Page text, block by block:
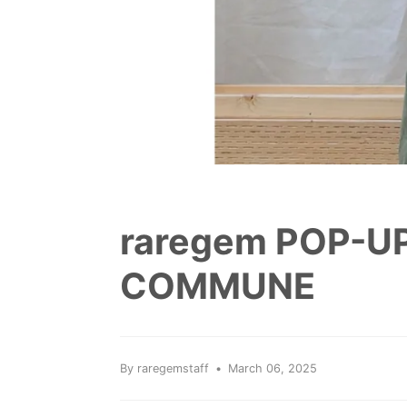
raregem POP-
COMMUNE
By raregemstaff March 06, 2025